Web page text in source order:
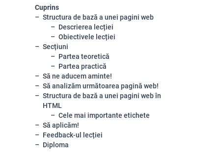
Cuprins
Structura de bază a unei pagini web
Descrierea lecției
Obiectivele lecției
Secțiuni
Partea teoretică
Partea practică
Să ne aducem aminte!
Să analizăm următoarea pagină web!
Structura de bază a unei pagini web în
HTML
Cele mai importante etichete
Să aplicăm!
Feedback-ul lecției
Diploma